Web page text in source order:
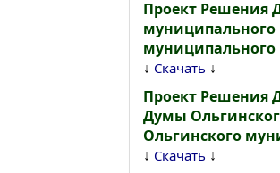
Проект Решения
муниципального
муниципального
↓ Скачать ↓
Проект Решения
Думы
Ольгинского
↓ Скачать ↓